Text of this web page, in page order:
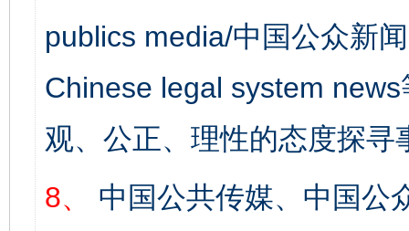
publics media/中国公众新
Chinese legal system
观、公正、理性的态度探寻
8、
中国公共传媒、中国公